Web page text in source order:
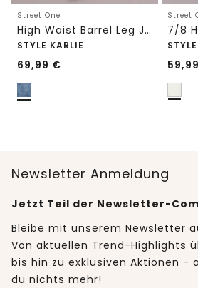
Street One
High Waist Barrel Leg Jeans im Loose Fit
STYLE KARLIE
69,99 €
Street
59,99
Newsletter Anmeldung
Jetzt Teil der Newsletter-
Bleibe mit unserem Newsletter
Von aktuellen Trend-Highlights
bis hin zu exklusiven Aktionen -
du nichts mehr!